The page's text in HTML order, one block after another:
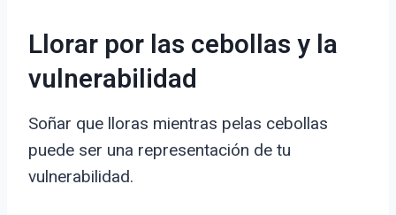
Llorar por las cebollas y la
vulnerabilidad
Soñar que lloras mientras pelas cebollas
puede ser una representación de tu
vulnerabilidad.